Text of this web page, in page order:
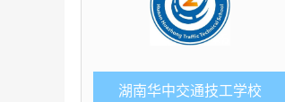
湖南华中交通技工学校